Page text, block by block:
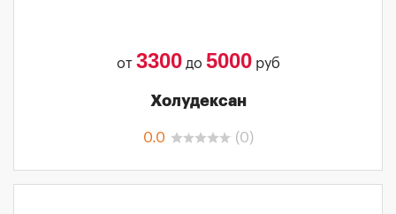
от 3300до 5000руб
Холудексан
0.0 (0)